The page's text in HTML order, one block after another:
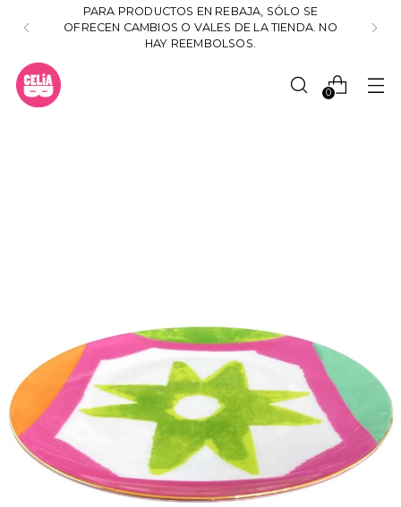
PARA PRODUCTOS EN REBAJA, SÓLO SE
OFRECEN CAMBIOS O VALES DE LA TIENDA. NO
HAY REEMBOLSOS.
0